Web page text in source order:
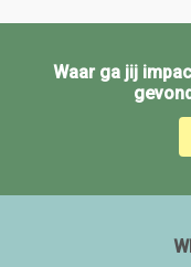
Waar ga jij